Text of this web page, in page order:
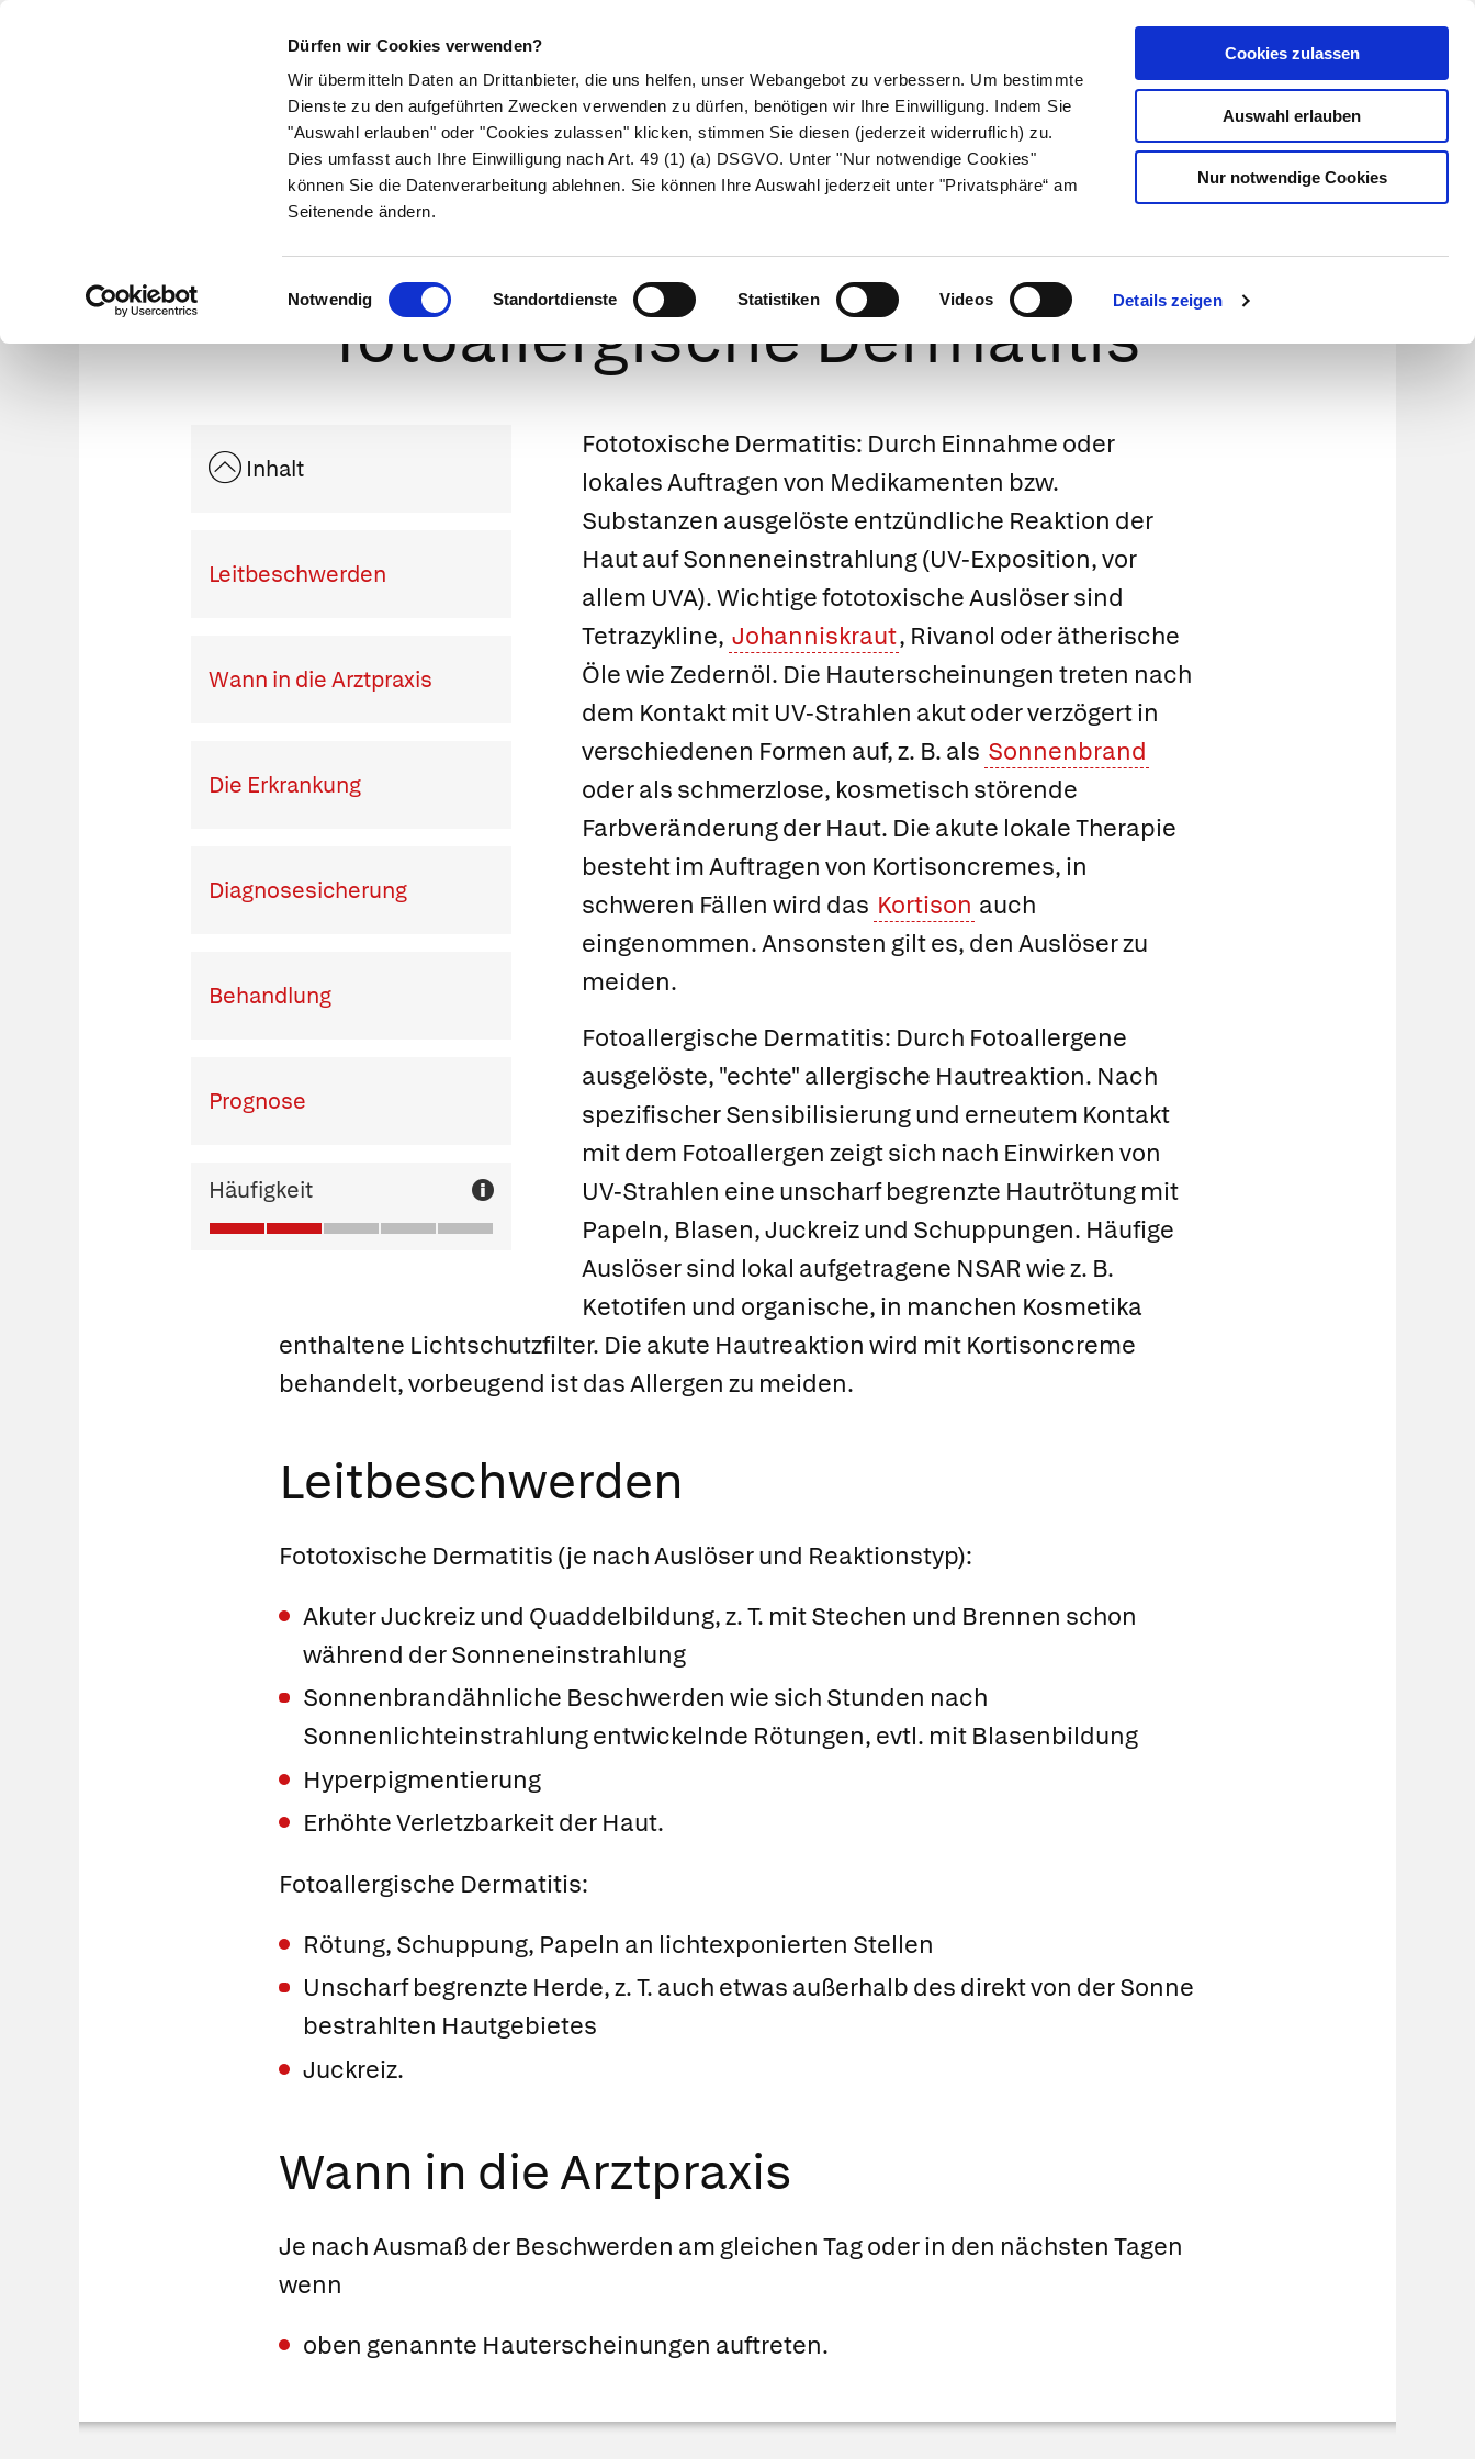
Dürfen wir Cookies verwenden?
Wir übermitteln Daten an Drittanbieter, die uns helfen, unser Webangebot zu verbessern. Um bestimmte
Dienste zu den aufgeführten Zwecken verwenden zu dürfen, benötigen wir Ihre Einwilligung. Indem Sie
"Auswahl erlauben" oder "Cookies zulassen" klicken, stimmen Sie diesen (jederzeit widerruflich) zu.
Dies umfasst auch Ihre Einwilligung nach Art. 49 (1) (a) DSGVO. Unter "Nur notwendige Cookies"
können Sie die Datenverarbeitung ablehnen. Sie können Ihre Auswahl jederzeit unter "Privatsphäre“ am
Seitenende ändern.
Einwilligungsauswahl
Notwendig Standortdienste Statistiken Videos Details zeigen
Cookies zulassen
Auswahl erlauben
Nur notwendige Cookies
Kundenlogin
Suche
Symptome Therapie Medikamente Naturheilkunde Eltern & Kind Gesund leben Über uns
Fototoxische Dermatitis und
fotoallergische Dermatitis
Inhalt
Leitbeschwerden
Wann in die Arztpraxis
Die Erkrankung
Diagnosesicherung
Behandlung
Prognose
Häufigkeit
Fototoxische Dermatitis: Durch Einnahme oder
lokales Auftragen von Medikamenten bzw.
Substanzen ausgelöste entzündliche Reaktion der
Haut auf Sonneneinstrahlung (UV-Exposition, vor
allem UVA). Wichtige fototoxische Auslöser sind
Tetrazykline, Johanniskraut, Rivanol oder ätherische
Öle wie Zedernöl. Die Hauterscheinungen treten nach
dem Kontakt mit UV-Strahlen akut oder verzögert in
verschiedenen Formen auf, z. B. als Sonnenbrand
oder als schmerzlose, kosmetisch störende
Farbveränderung der Haut. Die akute lokale Therapie
besteht im Auftragen von Kortisoncremes, in
schweren Fällen wird das Kortison auch
eingenommen. Ansonsten gilt es, den Auslöser zu
meiden.
Fotoallergische Dermatitis: Durch Fotoallergene
ausgelöste, "echte" allergische Hautreaktion. Nach
spezifischer Sensibilisierung und erneutem Kontakt
mit dem Fotoallergen zeigt sich nach Einwirken von
UV-Strahlen eine unscharf begrenzte Hautrötung mit
Papeln, Blasen, Juckreiz und Schuppungen. Häufige
Auslöser sind lokal aufgetragene NSAR wie z. B.
Ketotifen und organische, in manchen Kosmetika
enthaltene Lichtschutzfilter. Die akute Hautreaktion wird mit Kortisoncreme
behandelt, vorbeugend ist das Allergen zu meiden.
Leitbeschwerden
Fototoxische Dermatitis (je nach Auslöser und Reaktionstyp):
Akuter Juckreiz und Quaddelbildung, z. T. mit Stechen und Brennen schon
während der Sonneneinstrahlung
Sonnenbrandähnliche Beschwerden wie sich Stunden nach
Sonnenlichteinstrahlung entwickelnde Rötungen, evtl. mit Blasenbildung
Hyperpigmentierung
Erhöhte Verletzbarkeit der Haut.
Fotoallergische Dermatitis:
Rötung, Schuppung, Papeln an lichtexponierten Stellen
Unscharf begrenzte Herde, z. T. auch etwas außerhalb des direkt von der Sonne
bestrahlten Hautgebietes
Juckreiz.
Wann in die Arztpraxis
Je nach Ausmaß der Beschwerden am gleichen Tag oder in den nächsten Tagen
wenn
oben genannte Hauterscheinungen auftreten.